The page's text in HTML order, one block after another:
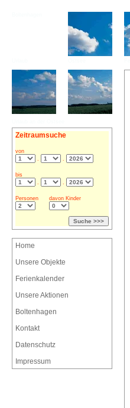
Zeitraumsuche
von
.
.
bis
.
.
Personen davon Kinder
Home
Unsere Objekte
Ferienkalender
Unsere Aktionen
Boltenhagen
Kontakt
Datenschutz
Impressum